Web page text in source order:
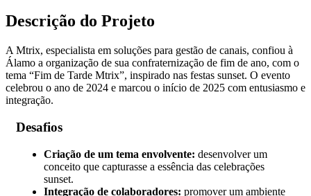
Descrição do Projeto
A Mtrix, especialista em soluções para gestão de canais, confiou à
Álamo a organização de sua confraternização de fim de ano, com o
tema “Fim de Tarde Mtrix”, inspirado nas festas sunset. O evento
celebrou o ano de 2024 e marcou o início de 2025 com entusiasmo e
integração.
Desafios
Criação de um tema envolvente: desenvolver um
conceito que capturasse a essência das celebrações
sunset.
Integração de colaboradores: promover um ambiente